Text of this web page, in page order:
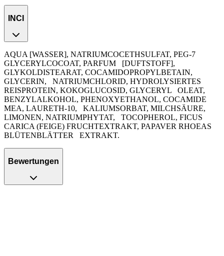
INCI
AQUA [WASSER], NATRIUMCOCETHSULFAT, PEG-7
GLYCERYLCOCOAT, PARFUM
[DUFTSTOFF],
GLYKOLDISTEARAT, COCAMIDOPROPYLBETAIN,
GLYCERIN,
NATRIUMCHLORID, HYDROLYSIERTES
REISPROTEIN, KOKOGLUCOSID, GLYCERYL
OLEAT,
BENZYLALKOHOL, PHENOXYETHANOL, COCAMIDE
MEA, LAURETH-10,
KALIUMSORBAT, MILCHSÄURE,
LIMONEN, NATRIUMPHYTAT,
TOCOPHEROL, FICUS
CARICA (FEIGE) FRUCHTEXTRAKT, PAPAVER RHOEAS
BLÜTENBLÄTTER
EXTRAKT.
Bewertungen